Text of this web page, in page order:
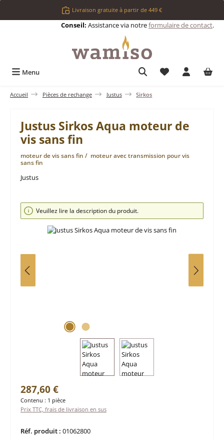
Passer au contenu principalLivraison gratuite à partir de 449 €
Conseil: Assistance via notreformulaire de contact.
Menu Vous avez 0
Accueil Pièces de rechange Justus Sirkos
Justus Sirkos Aqua moteur de
vis sans fin
moteur de vis sans fin / moteur avec transmission pour vis
sans fin
Justus
Ignorer la galerie d'images
Veuillez lire la description du produit.
Prix régulier :
287,60 €
Contenu : 1 pièce
Prix TTC, frais de livraison en sus
Réf. produit : 01062800